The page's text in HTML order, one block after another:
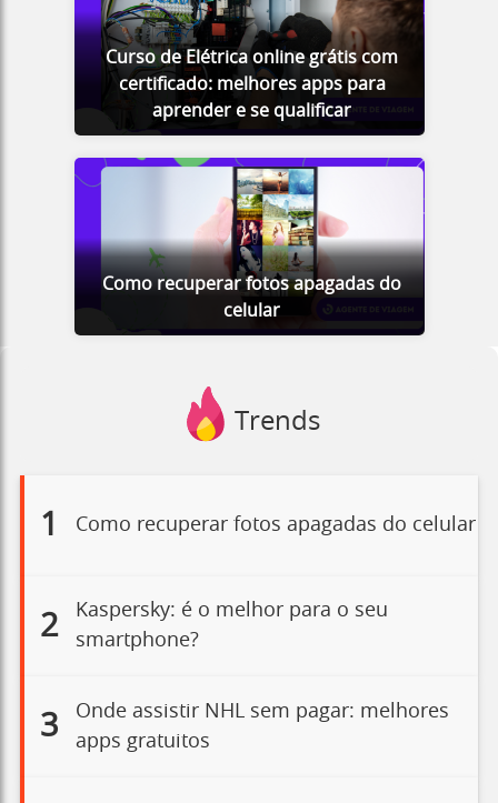
Curso de Elétrica online grátis com
certificado: melhores apps para
aprender e se qualificar
Como recuperar fotos apagadas do
celular
Trends
1 Como recuperar fotos apagadas do celular
2
Kaspersky: é o melhor para o seu
smartphone?
3
Onde assistir NHL sem pagar: melhores
apps gratuitos